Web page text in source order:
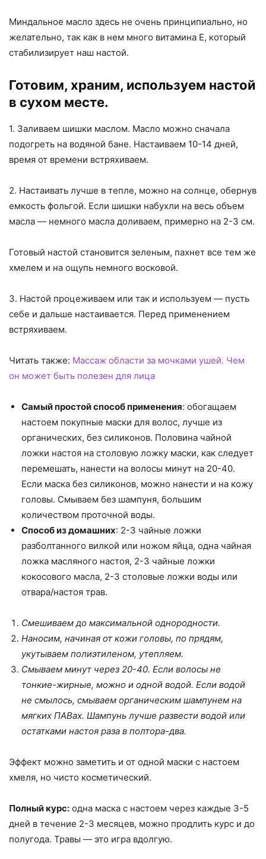
Миндальное масло здесь не очень принципиально, но
желательно, так как в нем много витамина Е, который
стабилизирует наш настой.
Готовим, храним, используем настой
в сухом месте.
1. Заливаем шишки маслом. Масло можно сначала
подогреть на водяной бане. Настаиваем 10-14 дней,
время от времени встряхиваем.
2. Настаивать лучше в тепле, можно на солнце, обернув
емкость фольгой. Если шишки набухли на весь объем
масла — немного масла доливаем, примерно на 2-3 см.
Готовый настой становится зеленым, пахнет все тем же
хмелем и на ощупь немного восковой.
3. Настой процеживаем или так и используем — пусть
себе и дальше настаивается. Перед применением
встряхиваем.
Читать также: Массаж области за мочками ушей. Чем
он может быть полезен для лица
Самый простой способ применения: обогащаем
настоем покупные маски для волос, лучше из
органических, без силиконов. Половина чайной
ложки настоя на столовую ложку маски, как следует
перемешать, нанести на волосы минут на 20-40.
Если маска без силиконов, можно нанести и на кожу
головы. Смываем без шампуня, большим
количеством проточной воды.
Способ из домашних: 2-3 чайные ложки
разболтанного вилкой или ножом яйца, одна чайная
ложка масляного настоя, 2-3 чайные ложки
кокосового масла, 2-3 столовые ложки воды или
отвара/настоя трав.
Смешиваем до максимальной однородности.
Наносим, начиная от кожи головы, по прядям,
укутываем полиэтиленом, утепляем.
Смываем минут через 20-40. Если волосы не
тонкие-жирные, можно и одной водой. Если водой
не смылось, смываем органическим шампунем на
мягких ПАВах. Шампунь лучше развести водой или
остатками настоя раза в полтора-два.
Эффект можно заметить и от одной маски с настоем
хмеля, но чисто косметический.
Полный курс: одна маска с настоем через каждые 3-5
дней в течение 2-3 месяцев, можно продлить курс и до
полугода. Травы — это игра вдолгую.